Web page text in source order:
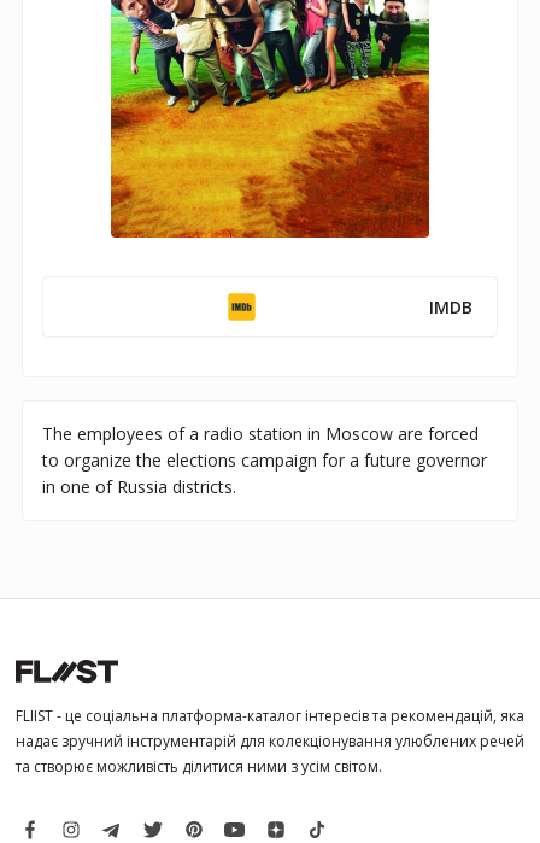
IMDB
The employees of a radio station in Moscow are forced
to organize the elections campaign for a future governor
in one of Russia districts.
FLIIST - це соціальна платформа-каталог інтересів та рекомендацій, яка
надає зручний інструментарій для колекціонування улюблених речей
та створює можливість ділитися ними з усім світом.